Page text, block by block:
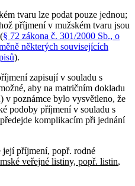
tvaru lze podat pouze jednou;
příjmení v mužském tvaru jsou
§ 72 zákona č. 301/2000 Sb., o
některých souvisejících
).
zapisují v souladu s
aby na matričním dokladu
v poznámce bylo vysvětleno, že
podoby příjmení v souladu s
komplikacím při jednání
její příjmení, popř. rodné
veřejné listiny, popř. listin,